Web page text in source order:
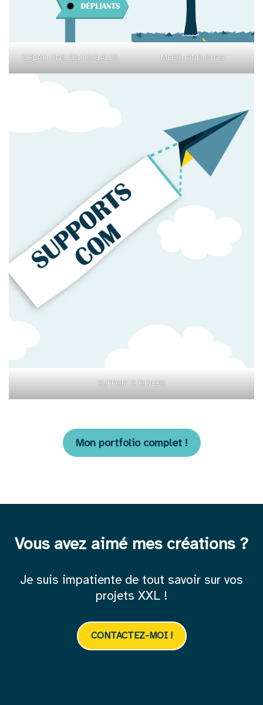
CREATIONS EDITORIALES MERCHANDISING
SUPPORTS DIVERS
Mon portfolio complet !
Vous avez aimé mes créations ?
Je suis impatiente de tout savoir sur vos
projets XXL !
CONTACTEZ-MOI !